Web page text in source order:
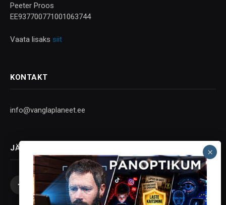
Peeter Proos
EE937700771001063744
Vaata lisaks siit
KONTAKT
info@vanglaplaneet.ee
JÄLGI SOTSIAALMEEDIAS
Facebook
X
(Twitter)
InstagramYouTubeTelegram